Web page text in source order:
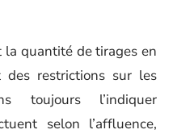
la quantité de tirages en
des restrictions sur les
toujours l’indiquer
selon l’affluence,